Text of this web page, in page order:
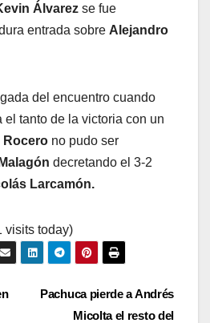
Álvarez se fue
entrada sobre Alejandro
del encuentro cuando
el tanto de la victoria con un
Rocero no pudo ser
decretando el 3-2
Larcamón.
visits today)
Pachuca pierde a Andrés
Micolta el resto del